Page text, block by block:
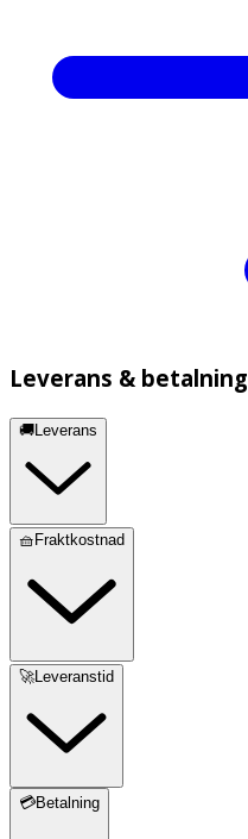
Leverans & betalning
🚚Leverans
🧺Fraktkostnad
🚀Leveranstid
💳Betalning